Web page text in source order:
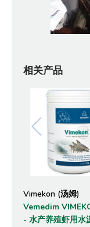
相关产品
Vimekon (汤姆)
Vemedim
- 水产养殖虾用水